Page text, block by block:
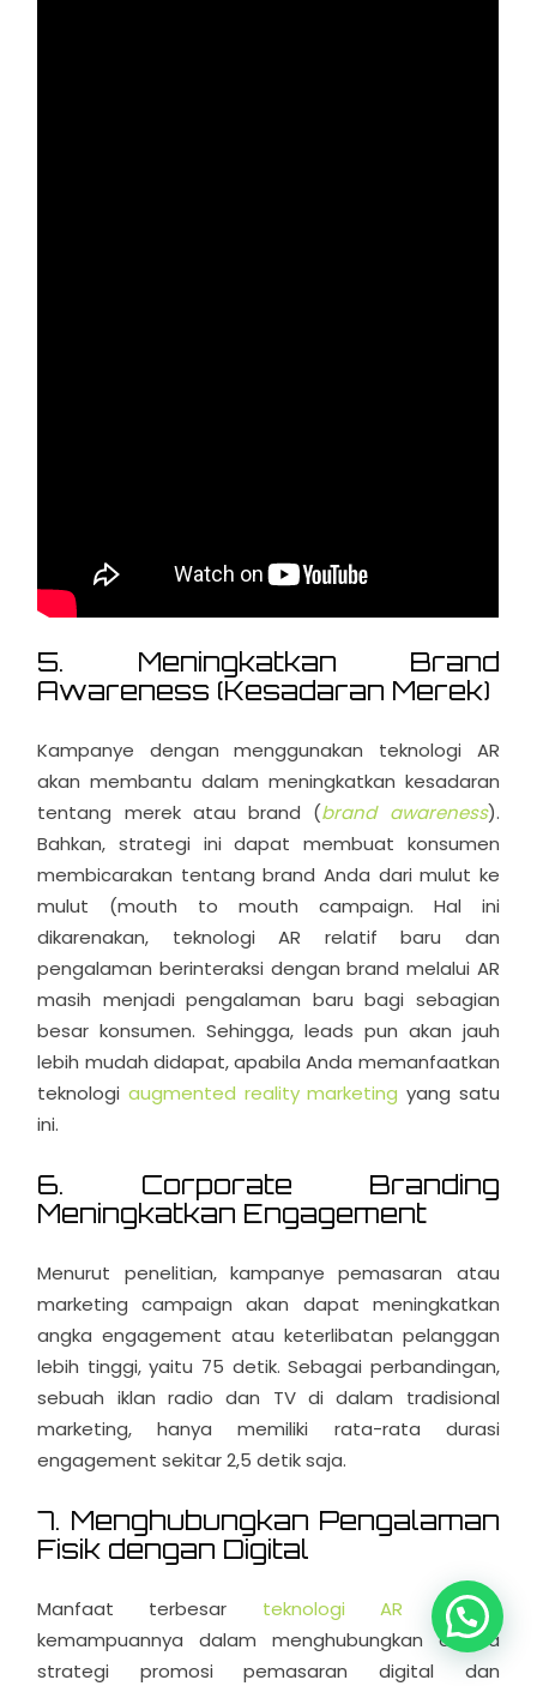
5. Meningkatkan Brand
Awareness (Kesadaran Merek)
Kampanye dengan menggunakan teknologi AR
akan membantu dalam meningkatkan kesadaran
tentang merek atau brand (brand awareness).
Bahkan, strategi ini dapat membuat konsumen
membicarakan tentang brand Anda dari mulut ke
mulut (mouth to mouth campaign. Hal ini
dikarenakan, teknologi AR relatif baru dan
pengalaman berinteraksi dengan brand melalui AR
masih menjadi pengalaman baru bagi sebagian
besar konsumen. Sehingga, leads pun akan jauh
lebih mudah didapat, apabila Anda memanfaatkan
teknologiaugmented reality marketing yang satu
ini.
6. Corporate Branding
Meningkatkan Engagement
Menurut penelitian, kampanye pemasaran atau
marketing campaign akan dapat meningkatkan
angka engagement atau keterlibatan pelanggan
lebih tinggi, yaitu 75 detik. Sebagai perbandingan,
sebuah iklan radio dan TV di dalam tradisional
marketing, hanya memiliki rata-rata durasi
engagement sekitar 2,5 detik saja.
7. Menghubungkan Pengalaman
Fisik dengan Digital
Manfaat terbesar teknologi AR adalah
kemampuannya dalam menghubungkan antara
strategi promosi pemasaran digital dan